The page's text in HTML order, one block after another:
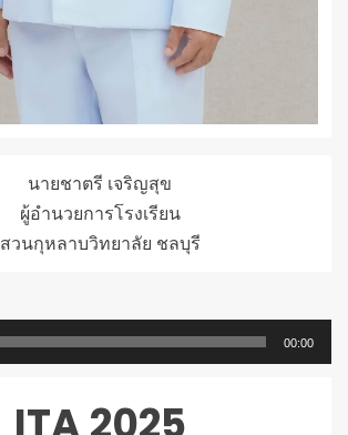
นายชาตรี เจริญสุข
ผู้อำนวยการโรงเรียน
สวนกุหลาบวิทยาลัย ชลบุรี
00:00